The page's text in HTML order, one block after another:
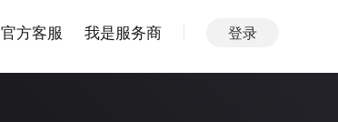
官方客服 我是服务商 登录